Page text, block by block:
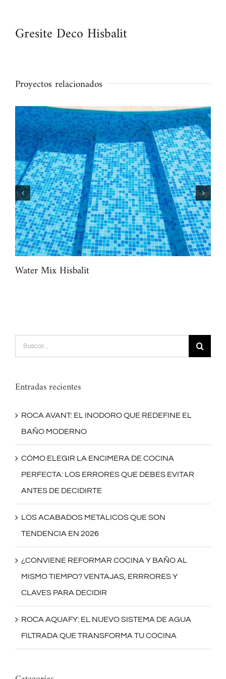
Gresite Deco Hisbalit
Proyectos relacionados
Water Mix Hisbalit
Buscar:
Entradas recientes
ROCA AVANT: EL INODORO QUE REDEFINE EL
BAÑO MODERNO
CÓMO ELEGIR LA ENCIMERA DE COCINA
PERFECTA: LOS ERRORES QUE DEBES EVITAR
ANTES DE DECIDIRTE
LOS ACABADOS METALICOS QUE SON
TENDENCIA EN 2026
¿CONVIENE REFORMAR COCINA Y BAÑO AL
MISMO TIEMPO? VENTAJAS, ERRRORES Y
CLAVES PARA DECIDIR
ROCA AQUAFY: EL NUEVO SISTEMA DE AGUA
FILTRADA QUE TRANSFORMA TU COCINA